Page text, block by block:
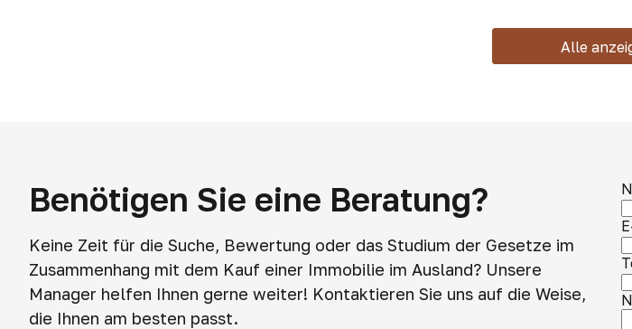
Alle
Benötigen Sie eine Beratung?
Keine Zeit für die Suche, Bewertung oder das Studium der Gesetze im
Zusammenhang mit dem Kauf einer Immobilie im Ausland? Unsere
Manager helfen Ihnen gerne weiter! Kontaktieren Sie uns auf die Weise,
die Ihnen am besten passt.